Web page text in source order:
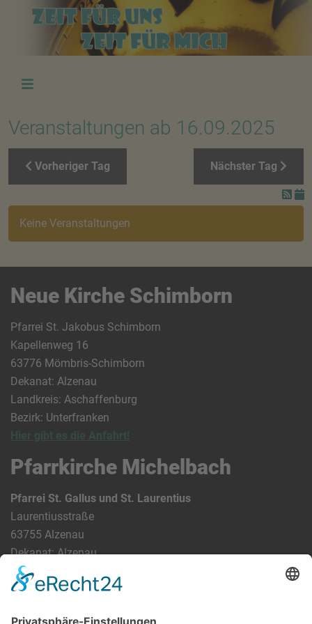
Veranstaltungen ab 16.09.2025
Vorheriger Tag Nächster Tag
Keine Veranstaltungen
Neue Kirche Schimborn
Pfarrei St. Jakobus Schimborn
Kapellenweg 16
63776 Mömbris-Schimborn
Dekanat: Alzenau
Landkreis: Aschaffenburg
Bezirk: Unterfranken
Pfarrkirche Michelbach
Pfarrei St. Gallus und St. Laurentius
Laurentiusstraße
63755 Alzenau
Dekanat: Alzenau
Landkreis: Aschaffenburg
Bezirk: Unterfranken